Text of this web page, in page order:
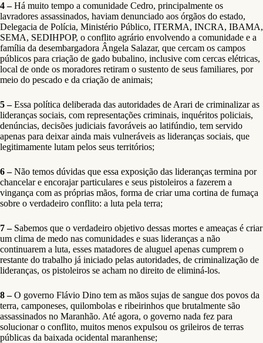
4 –Há muito tempo a comunidade Cedro, principalmente os
lavradores assassinados, haviam denunciado aos órgãos do estado,
Delegacia de Polícia, Ministério Público, ITERMA, INCRA, IBAMA,
SEMA, SEDIHPOP, o conflito agrário envolvendo a comunidade e a
família da desembargadora Ângela Salazar, que cercam os campos
públicos para criação de gado bubalino, inclusive com cercas elétricas,
local de onde os moradores retiram o sustento de seus familiares, por
meio do pescado e da criação de animais;
5 –Essa política deliberada das autoridades de Arari de criminalizar as
lideranças sociais, com representações criminais, inquéritos policiais,
denúncias, decisões judiciais favoráveis ao latifúndio, tem servido
apenas para deixar ainda mais vulneráveis as lideranças sociais, que
legitimamente lutam pelos seus territórios;
6 –Não temos dúvidas que essa exposição das lideranças termina por
chancelar e encorajar particulares e seus pistoleiros a fazerem a
vingança com as próprias mãos, forma de criar uma cortina de fumaça
sobre o verdadeiro conflito: a luta pela terra;
7 –Sabemos que o verdadeiro objetivo dessas mortes e ameaças é criar
um clima de medo nas comunidades e suas lideranças a não
continuarem a luta, esses matadores de aluguel apenas cumprem o
restante do trabalho já iniciado pelas autoridades, de criminalização de
lideranças, os pistoleiros se acham no direito de eliminá-los.
8 –O governo Flávio Dino tem as mãos sujas de sangue dos povos da
terra, camponeses, quilombolas e ribeirinhos que brutalmente são
assassinados no Maranhão. Até agora, o governo nada fez para
solucionar o conflito, muitos menos expulsou os grileiros de terras
públicas da baixada ocidental maranhense;